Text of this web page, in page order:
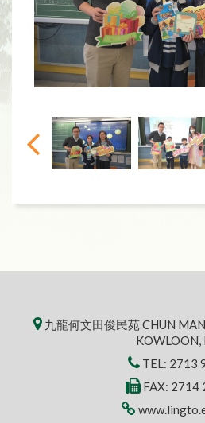
九龍何文田俊民苑 CHUN
KOWLOON,
TEL: 2713
FAX: 2714